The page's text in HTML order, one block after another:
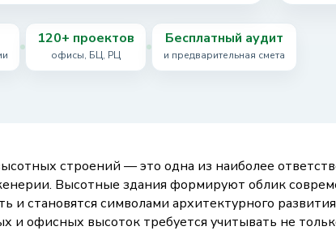
120+ проектов
офисы, БЦ, РЦ
Бесплатный аудит
и предварительная смета
строений — это одна из наиболее
Высотные здания формируют облик
и становятся символами архитектурного
и офисных высоток требуется учитывать не